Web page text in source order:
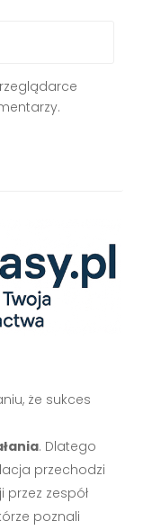
że sukces
. Dlatego
przechodzi
zespół
poznali